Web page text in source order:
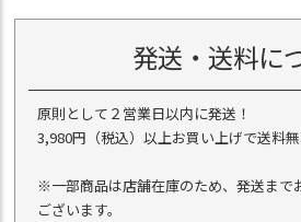
発送・送料に
原則として２営業日以内に発送！
3,980円（税込）以上お買い上げで送料無
※一部商品は店舗在庫のため、発送まで
ございます。